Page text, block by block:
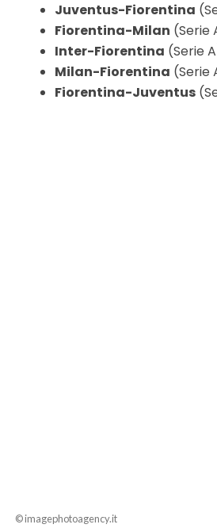
Juventus-Fiorentina
Fiorentina-Milan (Serie
Inter-Fiorentina (Serie
Milan-Fiorentina (Serie
Fiorentina-Juventus
© imagephotoagency.it